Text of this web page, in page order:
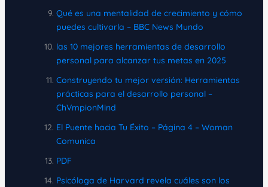
Qué es una mentalidad de crecimiento y cómo
puedes cultivarla – BBC News Mundo
las 10 mejores herramientas de desarrollo
personal para alcanzar tus metas en 2025
Construyendo tu mejor versión: Herramientas
prácticas para el desarrollo personal –
ChVmpionMind
El Puente hacia Tu Éxito – Página 4 – Woman
Comunica
PDF
Psicóloga de Harvard revela cuáles son los